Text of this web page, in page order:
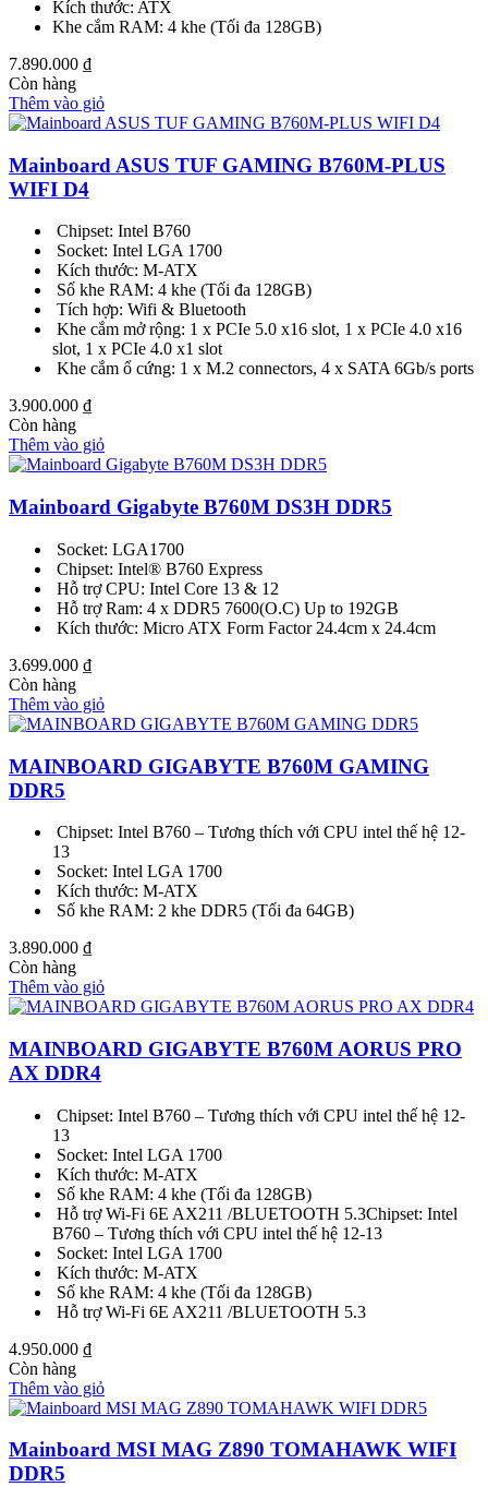
Kích thước: ATX
Khe cắm RAM: 4 khe (Tối đa 128GB)
7.890.000 ₫
Còn hàng
Thêm vào giỏ
Mainboard ASUS TUF GAMING B760M-PLUS
WIFI D4
Chipset: Intel B760
Socket: Intel LGA 1700
Kích thước: M-ATX
Số khe RAM: 4 khe (Tối đa 128GB)
Tích hợp: Wifi & Bluetooth
Khe cắm mở rộng: 1 x PCIe 5.0 x16 slot, 1 x PCIe 4.0 x16
slot, 1 x PCIe 4.0 x1 slot
Khe cắm ổ cứng: 1 x M.2 connectors, 4 x SATA 6Gb/s ports
3.900.000 ₫
Còn hàng
Thêm vào giỏ
Mainboard Gigabyte B760M DS3H DDR5
Socket: LGA1700
Chipset: Intel® B760 Express
Hỗ trợ CPU: Intel Core 13 & 12
Hỗ trợ Ram: 4 x DDR5 7600(O.C) Up to 192GB
Kích thước: Micro ATX Form Factor 24.4cm x 24.4cm
3.699.000 ₫
Còn hàng
Thêm vào giỏ
MAINBOARD GIGABYTE B760M GAMING
DDR5
Chipset: Intel B760 – Tương thích với CPU intel thế hệ 12-
13
Socket: Intel LGA 1700
Kích thước: M-ATX
Số khe RAM: 2 khe DDR5 (Tối đa 64GB)
3.890.000 ₫
Còn hàng
Thêm vào giỏ
MAINBOARD GIGABYTE B760M AORUS PRO
AX DDR4
Chipset: Intel B760 – Tương thích với CPU intel thế hệ 12-
13
Socket: Intel LGA 1700
Kích thước: M-ATX
Số khe RAM: 4 khe (Tối đa 128GB)
Hỗ trợ Wi-Fi 6E AX211 /BLUETOOTH 5.3Chipset: Intel
B760 – Tương thích với CPU intel thế hệ 12-13
Socket: Intel LGA 1700
Kích thước: M-ATX
Số khe RAM: 4 khe (Tối đa 128GB)
Hỗ trợ Wi-Fi 6E AX211 /BLUETOOTH 5.3
4.950.000 ₫
Còn hàng
Thêm vào giỏ
Mainboard MSI MAG Z890 TOMAHAWK WIFI
DDR5